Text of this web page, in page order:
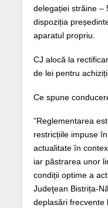
delegației străine –
dispoziția
aparatul propriu.
CJ alocă la
de lei pentru
Ce spune
”Reglementarea
restricțiile impuse
actualitate în
iar păstrarea unor
condiții optime a
Judeţean Bistrița-
deplasări frecvente